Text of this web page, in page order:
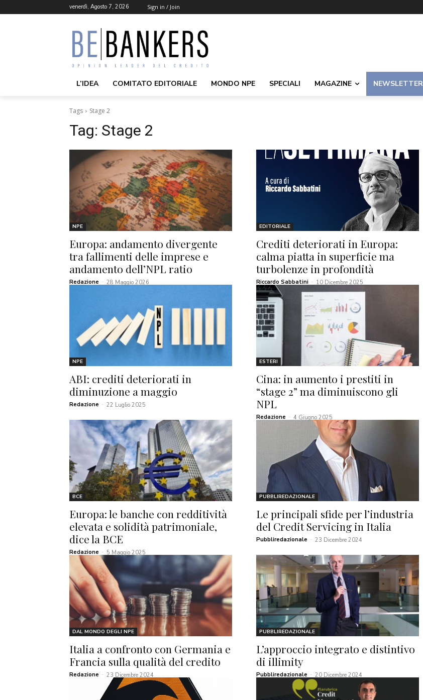
venerdì, Agosto 7, 2026 Sign in / Join
L’IDEA COMITATO EDITORIALE MONDO NPE SPECIALI MAGAZINE NEWSLETTER
Tags Stage 2
Tag: Stage 2
NPE
Europa: andamento divergente
tra fallimenti delle imprese e
andamento dell’NPL ratio
Redazione - 28 Maggio 2026
EDITORIALE
Crediti deteriorati in Europa:
calma piatta in superficie ma
turbolenze in profondità
Riccardo Sabbatini - 10 Dicembre 2025
NPE
ABI: crediti deteriorati in
diminuzione a maggio
Redazione - 22 Luglio 2025
ESTERI
Cina: in aumento i prestiti in
“stage 2” ma diminuiscono gli
NPL
Redazione - 4 Giugno 2025
BCE
Europa: le banche con redditività
elevata e solidità patrimoniale,
dice la BCE
Redazione - 5 Maggio 2025
PUBBLIREDAZIONALE
Le principali sfide per l’industria
del Credit Servicing in Italia
Pubbliredazionale - 23 Dicembre 2024
DAL MONDO DEGLI NPE
Italia a confronto con Germania e
Francia sulla qualità del credito
Redazione - 23 Dicembre 2024
PUBBLIREDAZIONALE
L’approccio integrato e distintivo
di illimity
Pubbliredazionale - 20 Dicembre 2024